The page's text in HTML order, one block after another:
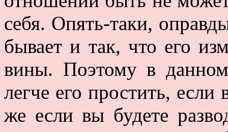
себя. Опять-таки,
бывает и так, что его
вины. Поэтому в
легче его простить,
же если вы будете